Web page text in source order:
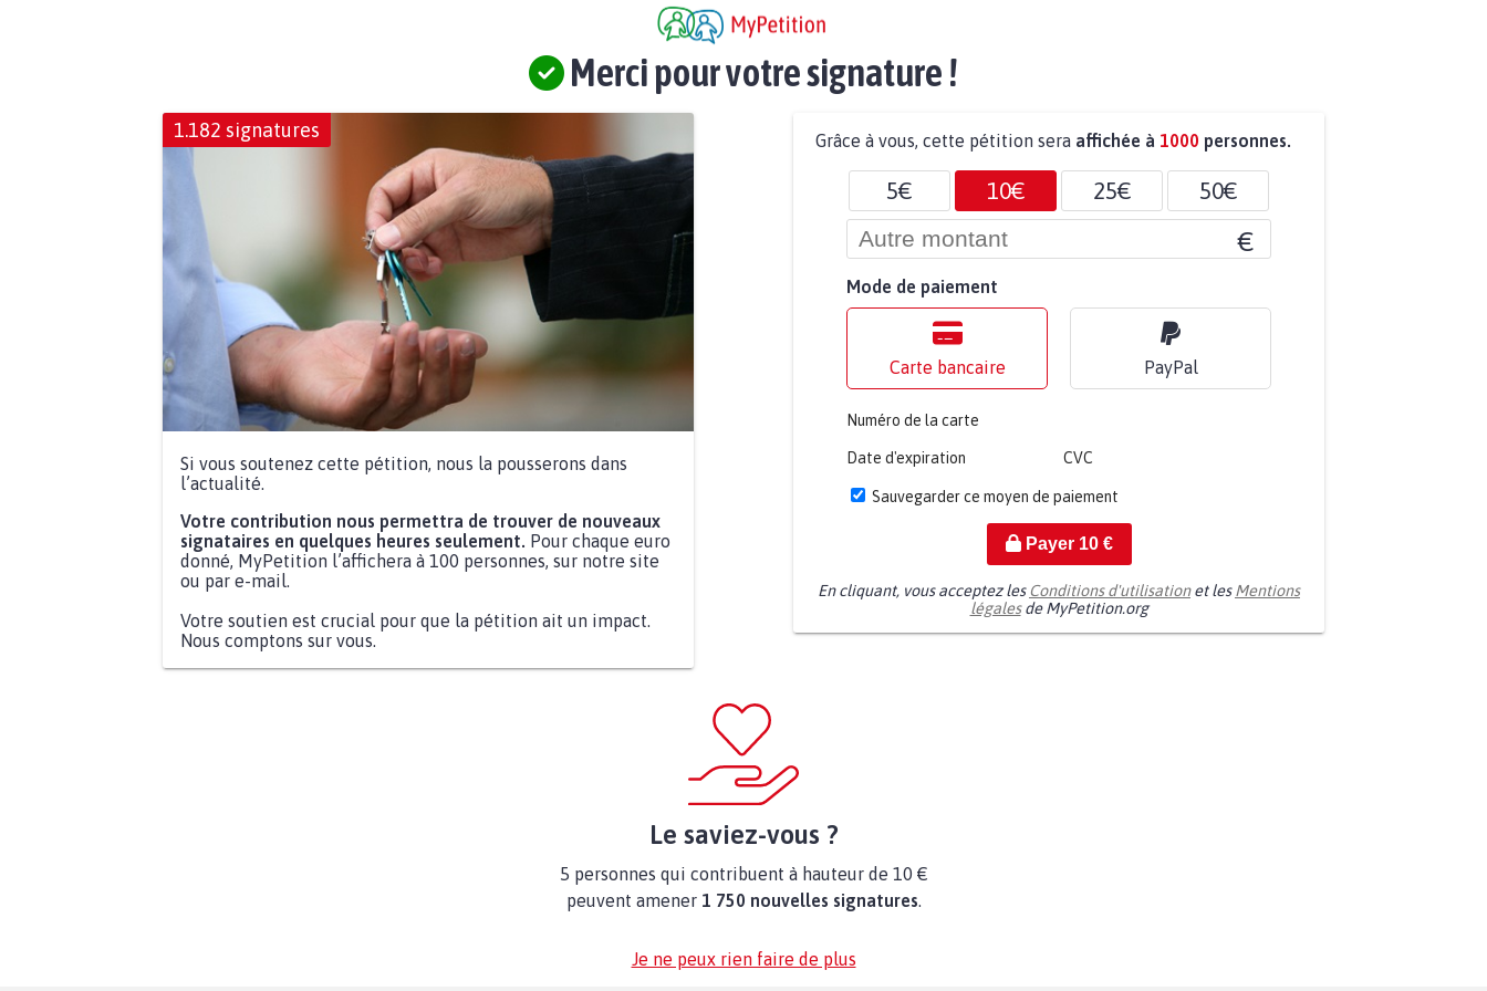
Merci pour votre signature !
1.182 signatures
Si vous soutenez cette pétition, nous la pousserons dans
l’actualité.
Votre contribution nous permettra de trouver de nouveaux
signataires en quelques heures seulement. Pour chaque euro
donné, MyPetition l’affichera à 100 personnes, sur notre site
ou par e-mail.
Votre soutien est crucial pour que la pétition ait un impact.
Nous comptons sur vous.
Grâce à vous, cette pétition sera affichée à 1000 personnes.
5€ 10€ 25€ 50€
€
Mode de paiement
Carte bancaire PayPal
Numéro de la carte
Date d'expiration CVC
Sauvegarder ce moyen de paiement
Payer 10€
En cliquant, vous acceptez les Conditions d'utilisationet lesMentions
légalesde MyPetition.org
Le saviez-vous ?
5 personnes qui contribuent à hauteur de 10 €
peuvent amener 1 750 nouvelles signatures.
Je ne peux rien faire de plus